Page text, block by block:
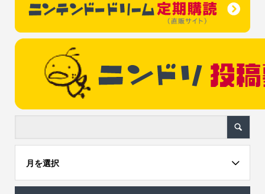
月を選択